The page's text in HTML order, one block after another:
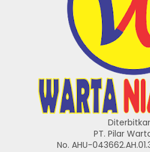
PT. Pilar
No. AHU-